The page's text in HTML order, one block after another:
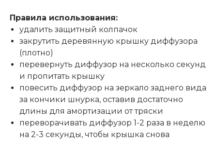
Правила использования:
удалить защитный колпачок
закрутить деревянную крышку диффузора
(плотно)
перевернуть диффузор на несколько секунд
и пропитать крышку
повесить диффузор на зеркало заднего вида
за кончики шнурка, оставив достаточно
длины для амортизации от тряски
переворачивать диффузор 1-2 раза в неделю
на 2-3 секунды, чтобы крышка снова